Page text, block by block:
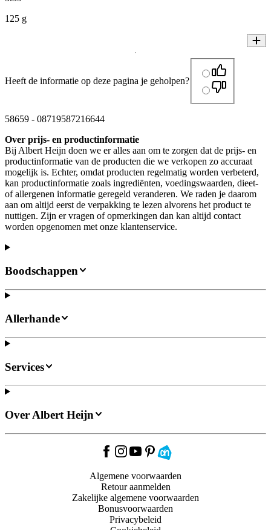
125 g
Heeft de informatie op deze pagina je geholpen?
58659 - 08719587216644
Over prijs- en productinformatie
Bij Albert Heijn doen we er alles aan om te zorgen dat de prijs- en
productinformatie van de producten die we verkopen zo accuraat
mogelijk is. Echter, omdat producten regelmatig worden verbeterd,
kan productinformatie zoals ingrediënten, voedingswaarden, dieet-
of allergenen informatie geregeld veranderen. We raden je daarom
aan om altijd eerst de verpakking te lezen alvorens het product te
nuttigen. Zijn er vragen of opmerkingen dan kan altijd contact
worden opgenomen met onze klantenservice.
Boodschappen
Allerhande
Services
Over Albert Heijn
Algemene voorwaarden
Retour aanmelden
Zakelijke algemene voorwaarden
Bonusvoorwaarden
Privacybeleid